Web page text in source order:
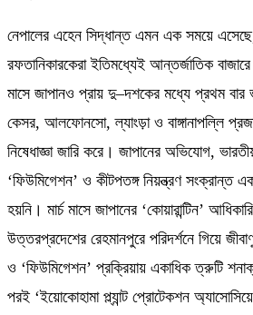
নেপালেরএহেন সিদ্ধান্ত এমন এক সময়ে
রফতানিকারকেরা ইতিমধ্যেই আন্তর্জাতিক
মাসে জাপানও প্রায় দু–দশকের মধ্যে প্রথম বার
কেসর, আলফোনসো,ল্যাংড়া ও বাঙ্গানাপল্লি
নিষেধাজ্ঞা জারি করে। জাপানের অভিযোগ,
‘ফিউমিগেশন’ ও কীটপতঙ্গ নিয়ন্ত্রণ সংক্রান্ত
হয়নি। মার্চ মাসে জাপানের ‘কোয়ারান্টিন’
উত্তরপ্রদেশের রেহমানপুরে পরিদর্শনে গিয়ে
ও ‘ফিউমিগেশন’ প্রক্রিয়ায় একাধিক ত্রুটি
পরই ‘ইয়োকোহামা প্ল্যান্ট প্রোটেকশন